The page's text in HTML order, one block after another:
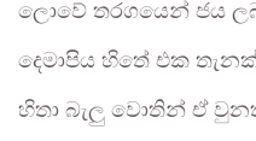
ලොවේ තරගයෙන් ජය
දෙමාපිය හිතේ එක
හිතා බැලු වොතින් ඒ